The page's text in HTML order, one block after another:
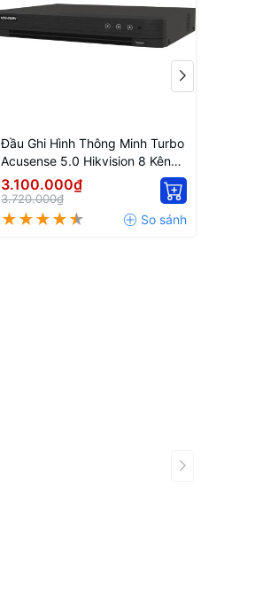
Đầu Ghi Hình Thông Minh Turbo
Acusense 5.0 Hikvision 8 Kênh
iDS-7208HQHI-M1/S
3.100.000₫
3.720.000₫